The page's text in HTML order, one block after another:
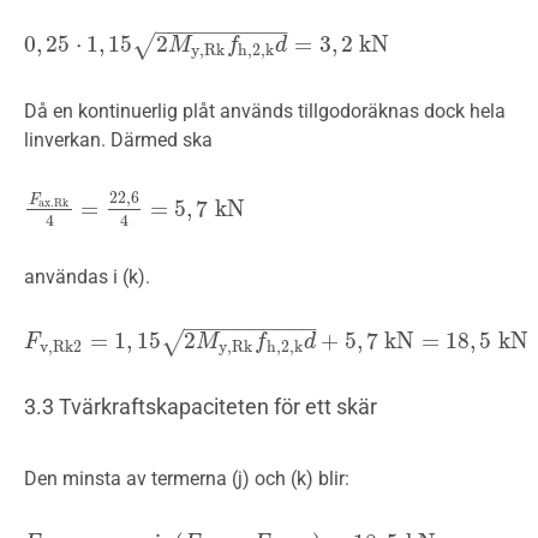
0, 25 ⋅ 1, 15 2My,Rk fh,2,kd
− −
−−−−−−−−
√ = 3, 2 kN
0,25⋅1 , 152My,Rkfh,2, kd= 3,2k N
Då en kontinuerlig plåt används tillgodoräknas dock hela
linverkan. Därmed ska
Fax.Rk
4 = 22,6
4
= 5, 7 kN
Fax.R 4= 22,64 =5 7k N
användas i (k).
Fv,Rk2 = 1, 15 2My,Rk fh,2,kd
− −
−−−−−−−−
√ + 5, 7 kN = 18, 5 kN
Fv,Rk2= 1,152 My,Rkfh,2,kd+ 5,7 k N=18, 5kN
3.3 Tvärkraftskapaciteten för ett skär
Den minsta av termerna (j) och (k) blir: